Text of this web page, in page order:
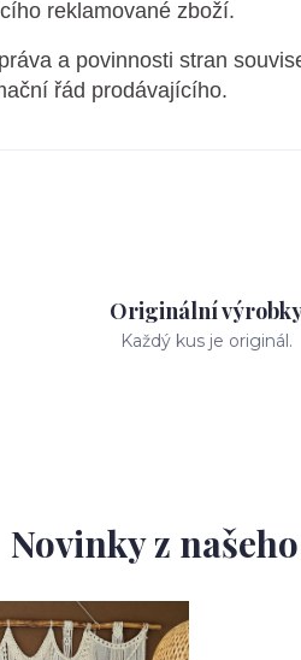
reklamované zboží.
a povinnosti stran
řád prodávajícího.
Originální
Každý kus je originál.
Novinky z